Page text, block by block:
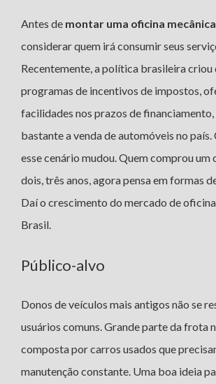
Antes de montar uma oficina mecânica
considerar quem irá consumir seus
Recentemente, a política brasileira criou
programas de incentivos de impostos,
facilidades nos prazos de
bastante a venda de automóveis no país.
esse cenário mudou. Quem comprou um
dois, três anos, agora pensa em formas
Daí o crescimento do mercado de
Brasil.
Público-alvo
Donos de veículos mais antigos não se
usuários comuns. Grande parte da frota
composta por carros usados que
manutenção constante. Uma boa ideia